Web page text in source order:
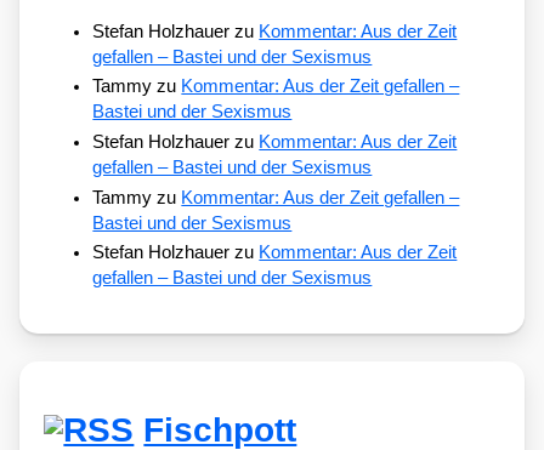
Stefan Holzhauer zu Kommentar: Aus der Zeit
gefallen – Bastei und der Sexismus
Tammy zu Kommentar: Aus der Zeit gefallen –
Bastei und der Sexismus
Stefan Holzhauer zu Kommentar: Aus der Zeit
gefallen – Bastei und der Sexismus
Tammy zu Kommentar: Aus der Zeit gefallen –
Bastei und der Sexismus
Stefan Holzhauer zu Kommentar: Aus der Zeit
gefallen – Bastei und der Sexismus
Fischpott